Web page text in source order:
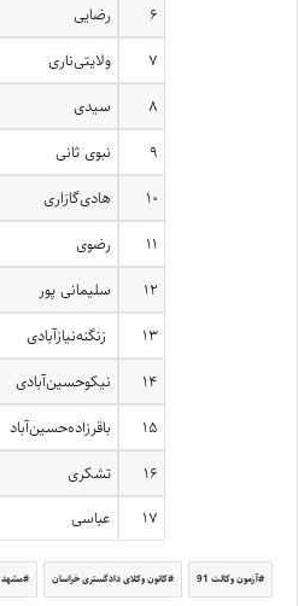
۶
رضایی
۷
ولایتی‌ناری
۸
سیدی
۹
نبوی ثانی
۱۰
هادی‌گازاری
۱۱
رضوی
۱۲
سلیمانی پور
۱۳
زنگنه‌نیاز‌آبادی
۱۴
نیکو‌حسین‌آبادی
۱۵
باقرزاده‌حسین‌آباد
۱۶
تشکری
۱۷
عباسی
آزمون وکالت 91 کانون وکلای دادگستری خراسان مشهد